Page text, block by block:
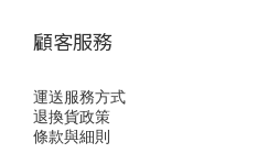
顧客服務
運送服務方式
退換貨政策
條款與細則